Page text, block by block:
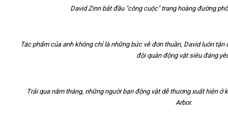
David Zinn bắt đầu "công cuộc" trang hoàng đường
Tác phẩm của anh không chỉ là những bức vẽ đơn thuần, David luôn
đội quân động vật siêu đáng
Trải qua năm tháng, những người bạn động vật dễ thương xuất hiện ở
Arbor.